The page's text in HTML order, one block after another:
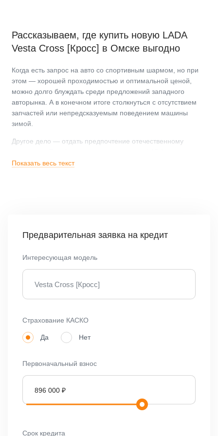
Рассказываем, где купить новую LADA
Vesta Cross [Кросс] в Омске выгодно
Когда есть запрос на авто со спортивным шармом, но при
этом — хорошей проходимостью и оптимальной ценой,
можно долго блуждать среди предложений западного
авторынка. А в конечном итоге столкнуться с отсутствием
запчастей или непредсказуемым поведением машины
зимой.
Другое дело — отдать предпочтение отечественному
автомобиль, подходящий под первоначальный запрос.
Чем Vesta Cross [Кросс] отличается от Vesta
для комфортной городской езды. Объясняем, чем эта
модель отличается от Vesta.
Vesta Cross [Кросс] — хэтчбек с увеличенным дорожным
Это позволяет уверенно чувствовать себя на проселочных
также есть защитный пластиковый обвес по периметру
уникальные бамперы и рейлинги на крыше.
Габариты и практичность
багажный отсек объёмом 480 — вместительность на
Показать весь текст
Предварительная заявка на кредит
Интересующая модель
Vesta Cross [Кросс]
Страхование КАСКО
Да Нет
Первоначальный взнос
Срок кредита